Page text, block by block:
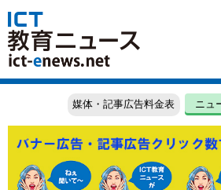
媒体・記事広告料金表 ニュ